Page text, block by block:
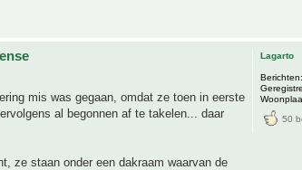
mis was gegaan, omdat ze toen in eerste
al begonnen af te takelen... daar
ze staan onder een dakraam waarvan de
Lagarto
Berichten:
50